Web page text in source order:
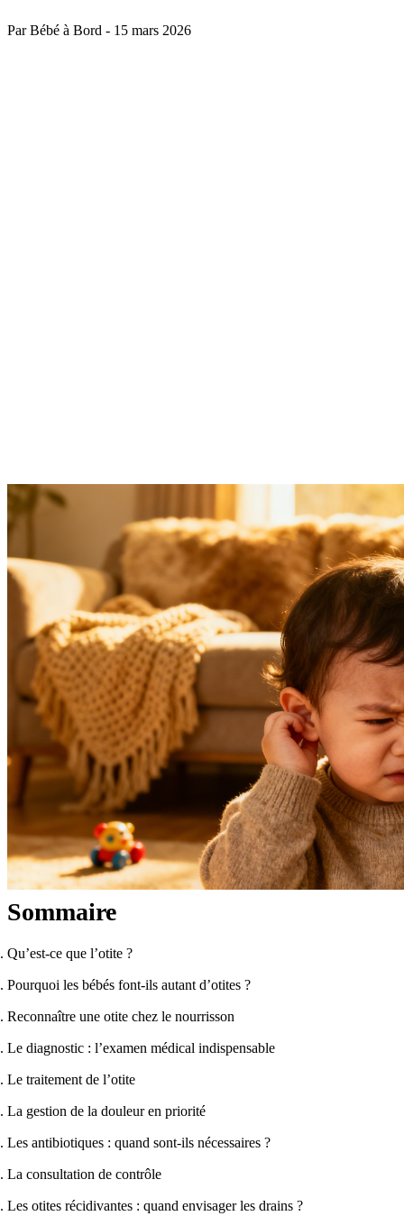
Par Bébé à Bord - 15 mars 2026
Sommaire
Qu’est-ce que l’otite ?
Pourquoi les bébés font-ils autant d’otites ?
Reconnaître une otite chez le nourrisson
Le diagnostic : l’examen médical indispensable
Le traitement de l’otite
La gestion de la douleur en priorité
Les antibiotiques : quand sont-ils nécessaires ?
La consultation de contrôle
Les otites récidivantes : quand envisager les drains ?